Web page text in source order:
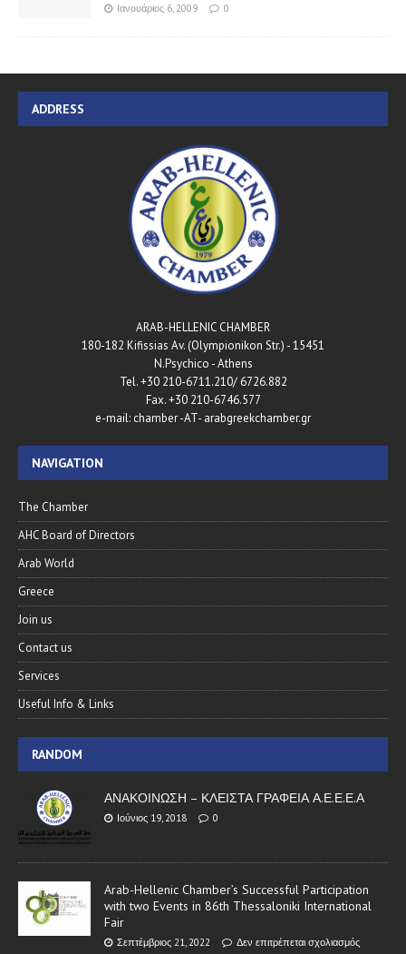
Ιανουάριος 6, 2009 0
ADDRESS
ARAB-HELLENIC CHAMBER
180-182 Kifissias Av. (Olympionikon Str.) - 15451
N.Psychico - Athens
Tel. +30 210-6711.210/ 6726.882
Fax. +30 210-6746.577
e-mail: chamber -AT- arabgreekchamber.gr
NAVIGATION
The Chamber
AHC Board of Directors
Arab World
Greece
Join us
Contact us
Services
Useful Info & Links
RANDOM
ΑΝΑΚΟΙΝΩΣΗ – ΚΛΕΙΣΤΑ ΓΡΑΦΕΙΑ Α.Ε.Ε.Ε.Α
Ιούνιος 19, 2018 0
Arab-Hellenic Chamber’s Successful Participation
with two Events in 86th Thessaloniki International
Fair
Σεπτέμβριος 21, 2022 Δεν επιτρέπεται σχολιασμός